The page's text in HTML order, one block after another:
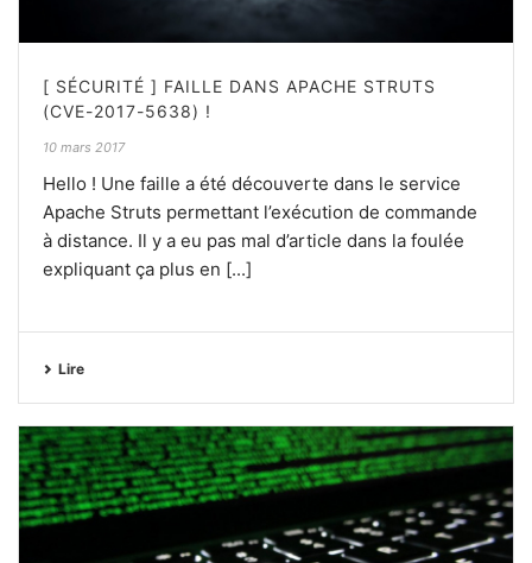
[ SÉCURITÉ ] FAILLE DANS APACHE STRUTS
(CVE-2017-5638) !
10 mars 2017
Hello ! Une faille a été découverte dans le service
Apache Struts permettant l’exécution de commande
à distance. Il y a eu pas mal d’article dans la foulée
expliquant ça plus en [...]
Lire